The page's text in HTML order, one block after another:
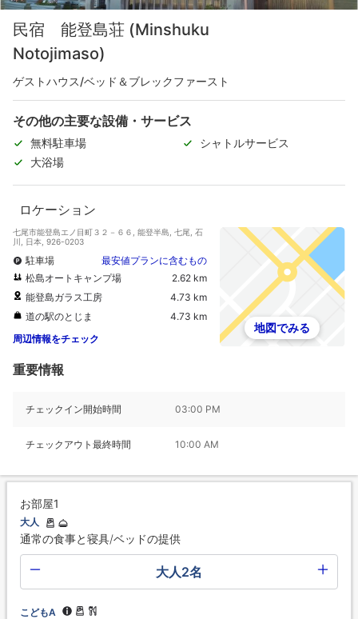
民宿 能登島荘 (Minshuku
Notojimaso)
ゲストハウス/ベッド＆ブレックファースト
その他の主要な設備・サービス
無料駐車場
シャトルサービス
大浴場
ロケーション
七尾市能登島エノ目町３２－６６, 能登半島, 七尾, 石
川, 日本, 926-0203
駐車場
最安値プランに含むもの
松島オートキャンプ場
2.62 km
能登島ガラス工房
4.73 km
道の駅のとじま
4.73 km
周辺情報をチェック
地図でみる
重要情報
チェックイン開始時間 03:00 PM
チェックアウト最終時間 10:00 AM
お部屋1
大人
通常の食事と寝具/ベッドの提供
大人2名
こどもA